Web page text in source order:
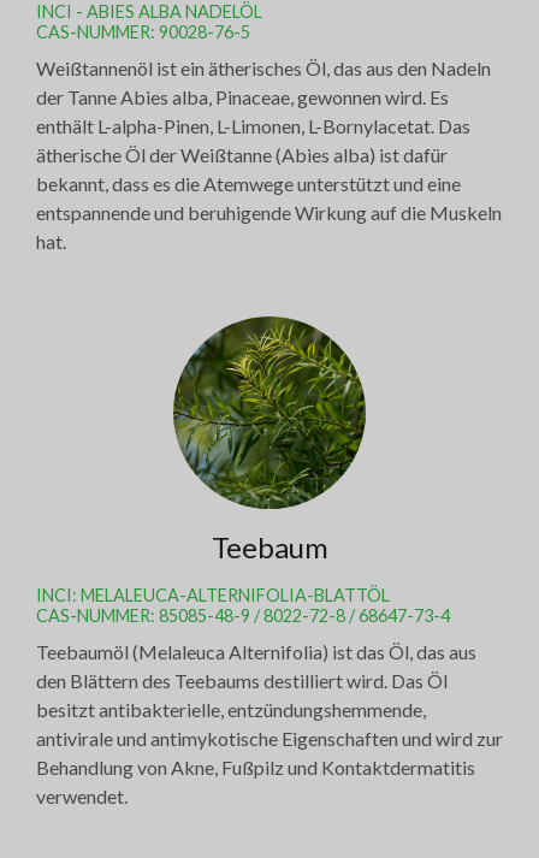
INCI - ABIES ALBA NADELÖL
CAS-NUMMER: 90028-76-5
Weißtannenöl ist ein ätherisches Öl, das aus den Nadeln
der Tanne Abies alba, Pinaceae, gewonnen wird. Es
enthält L-alpha-Pinen, L-Limonen, L-Bornylacetat. Das
ätherische Öl der Weißtanne (Abies alba) ist dafür
bekannt, dass es die Atemwege unterstützt und eine
entspannende und beruhigende Wirkung auf die Muskeln
hat.
Teebaum
INCI: MELALEUCA-ALTERNIFOLIA-BLATTÖL
CAS-NUMMER: 85085-48-9 / 8022-72-8 / 68647-73-4
Teebaumöl (Melaleuca Alternifolia) ist das Öl, das aus
den Blättern des Teebaums destilliert wird. Das Öl
besitzt antibakterielle, entzündungshemmende,
antivirale und antimykotische Eigenschaften und wird zur
Behandlung von Akne, Fußpilz und Kontaktdermatitis
verwendet.